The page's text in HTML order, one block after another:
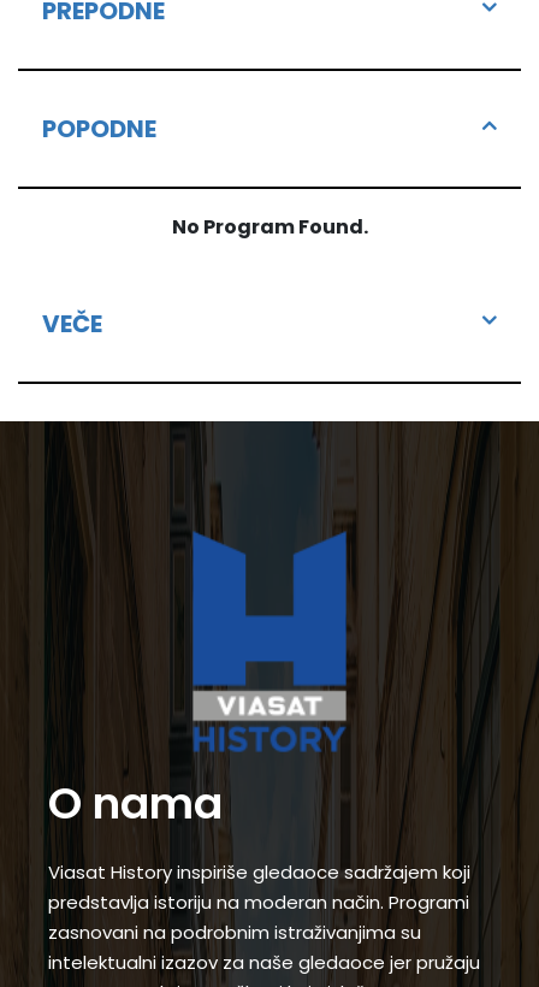
PREPODNE
POPODNE
No Program Found.
VEČE
O nama
Viasat History inspiriše gledaoce sadržajem koji
predstavlja istoriju na moderan način. Programi
zasnovani na podrobnim istraživanjima su
intelektualni izazov za naše gledaoce jer pružaju